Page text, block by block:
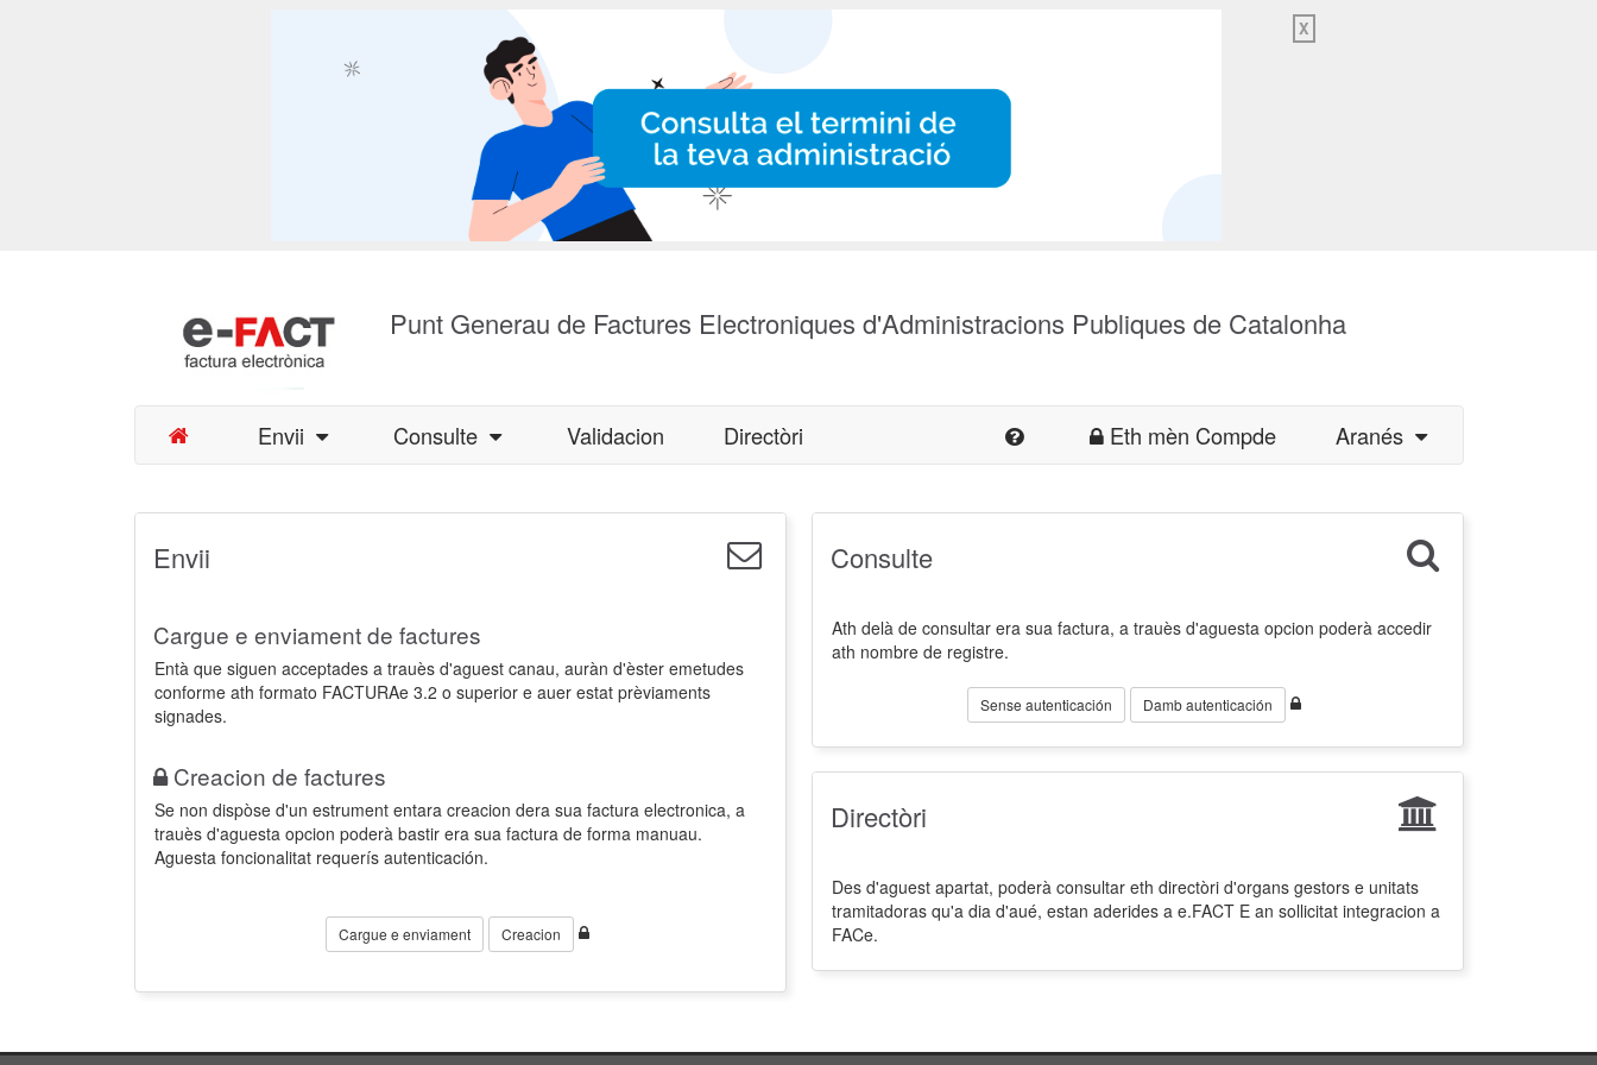
X
Punt Generau de Factures Electroniques d'Administracions Publiques de Catalonha
Envii Consulte Validacion Directòri Eth mèn Compde Aranés
Envii
Cargue e enviament de factures
Entà que siguen acceptades a trauès d'aguest canau, auràn d'èster emetudes
conforme ath formato FACTURAe 3.2 o superior e auer estat prèviaments
signades.
Creacion de factures
Se non dispòse d'un estrument entara creacion dera sua factura electronica, a
trauès d'aguesta opcion poderà bastir era sua factura de forma manuau.
Aguesta foncionalitat requerís autenticación.
Cargue e enviament Creacion
Consulte
Ath delà de consultar era sua factura, a trauès d'aguesta opcion poderà accedir
ath nombre de registre.
Sense autenticación Damb autenticación
Directòri
Des d'aguest apartat, poderà consultar eth directòri d'organs gestors e unitats
tramitadoras qu'a dia d'aué, estan aderides a e.FACT E an sollicitat integracion a
FACe.